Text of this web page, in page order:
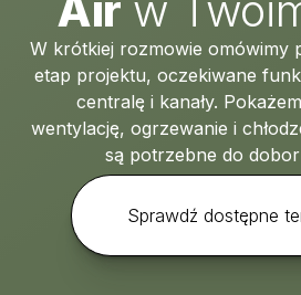
W krótkiej rozmowie omówimy
etap projektu, oczekiwane
centralę i kanały.
wentylację, ogrzewanie i
są potrzebne do
Sprawdź dostępne